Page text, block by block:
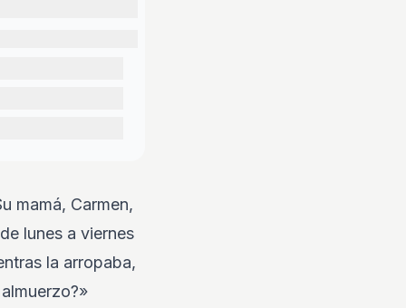
mamá, Carmen,
lunes a viernes
la arropaba,